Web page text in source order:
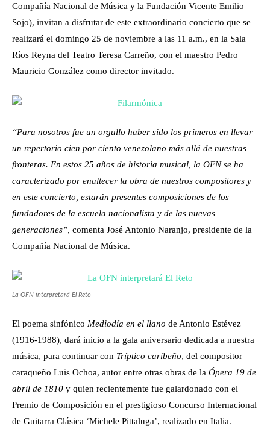
Compañía Nacional de Música y la Fundación Vicente Emilio
Sojo), invitan a disfrutar de este extraordinario concierto que se
realizará el domingo 25 de noviembre a las 11 a.m., en la Sala
Ríos Reyna del Teatro Teresa Carreño, con el maestro Pedro
Mauricio González como director invitado.
“Para nosotros fue un orgullo haber sido los primeros en llevar
un repertorio cien por ciento venezolano más allá de nuestras
fronteras. En estos 25 años de historia musical, la OFN se ha
caracterizado por enaltecer la obra de nuestros compositores y
en este concierto, estarán presentes composiciones de los
fundadores de la escuela nacionalista y de las nuevas
generaciones”, comenta José Antonio Naranjo, presidente de la
Compañía Nacional de Música.
La OFN interpretará El Reto
El poema sinfónico Mediodía en el llano de Antonio Estévez
(1916-1988), dará inicio a la gala aniversario dedicada a nuestra
música, para continuar con Tríptico caribeño, del compositor
caraqueño Luis Ochoa, autor entre otras obras de la Ópera 19 de
abril de 1810 y quien recientemente fue galardonado con el
Premio de Composición en el prestigioso Concurso Internacional
de Guitarra Clásica ‘Michele Pittaluga’, realizado en Italia.